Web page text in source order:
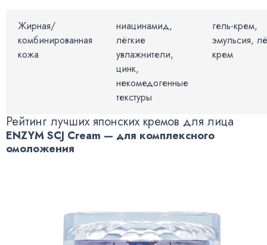
Жирная/
комбинированная
кожа
ниацинамид,
лёгкие
увлажнители,
цинк,
некомедогенные
текстуры
гель-крем,
эмульсия,
крем
Рейтинг лучших японских кремов для лица
ENZYM SCJ Cream — для комплексного
омоложения